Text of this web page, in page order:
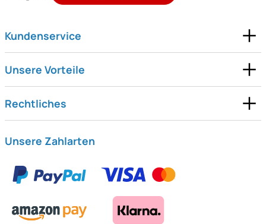
Kundenservice
Unsere Vorteile
Rechtliches
Unsere Zahlarten